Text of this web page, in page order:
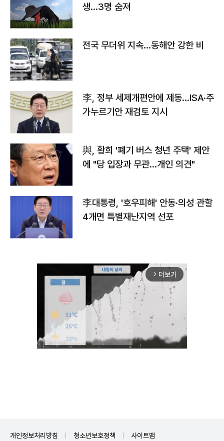
생…3명 숨져
전국 무더위 지속…동해안 강한 비
李, 정부 세제개편안에 제동…ISA·주
가누르기안 재검토 지시
與, 황희 '폐기 버스 청년 주택' 제안
에 "당 입장과 무관…개인 의견"
李대통령, '호우피해' 안동·의성 관할
4개면 특별재난지역 선포
arrow_forward_ios 더보기
개인정보처리방침 청소년보호정책 사이트맵